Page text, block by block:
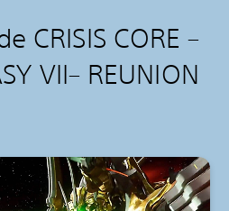
CRISIS CORE –
VII– REUNION